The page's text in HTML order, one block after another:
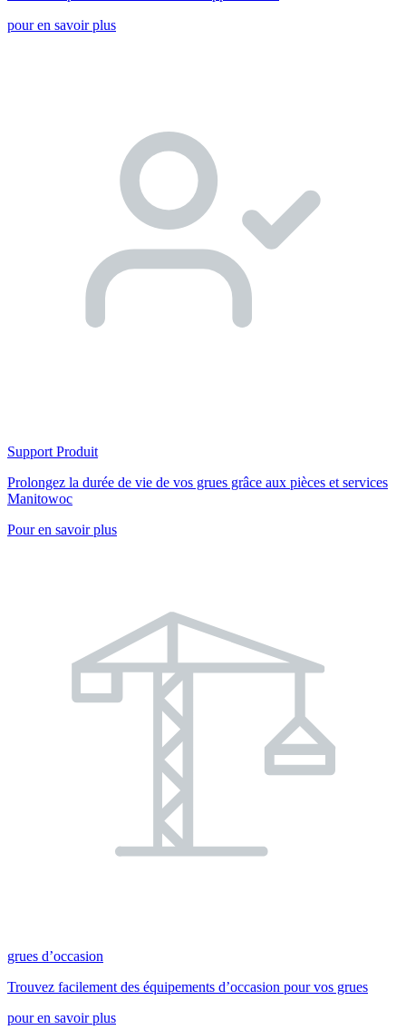
pour en savoir plus
Support Produit
Prolongez la durée de vie de vos grues grâce aux pièces et services
Manitowoc
Pour en savoir plus
grues d’occasion
Trouvez facilement des équipements d’occasion pour vos grues
pour en savoir plus